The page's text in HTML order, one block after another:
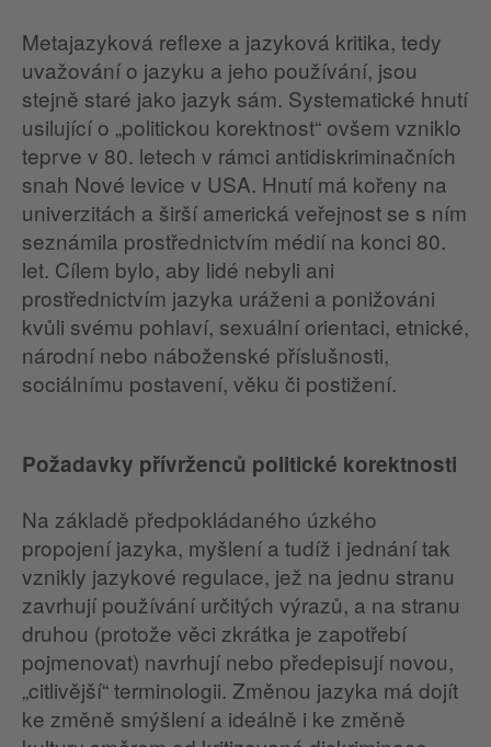
Metajazyková reflexe a jazyková kritika, tedy
uvažování o jazyku a jeho používání, jsou
stejně staré jako jazyk sám. Systematické hnutí
usilující o „politickou korektnost“ ovšem vzniklo
teprve v 80. letech v rámci antidiskriminačních
snah Nové levice v USA. Hnutí má kořeny na
univerzitách a širší americká veřejnost se s ním
seznámila prostřednictvím médií na konci 80.
let. Cílem bylo, aby lidé nebyli ani
prostřednictvím jazyka uráženi a ponižováni
kvůli svému pohlaví, sexuální orientaci, etnické,
národní nebo náboženské příslušnosti,
sociálnímu postavení, věku či postižení.
Požadavky přívrženců politické korektnosti
Na základě předpokládaného úzkého
propojení jazyka, myšlení a tudíž i jednání tak
vznikly jazykové regulace, jež na jednu stranu
zavrhují používání určitých výrazů, a na stranu
druhou (protože věci zkrátka je zapotřebí
pojmenovat) navrhují nebo předepisují novou,
„citlivější“ terminologii. Změnou jazyka má dojít
ke změně smýšlení a ideálně i ke změně